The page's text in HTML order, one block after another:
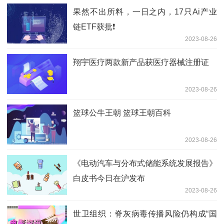
果然不出所料，一日之内，17只Ai产业
链ETF获批❗
2023-08-26
翔宇医疗两款新产品获医疗器械注册证
2023-08-26
篮球公牛王朝 篮球王朝百科
2023-08-26
《电动汽车与分布式储能系统发展报告》
白皮书今日在沪发布
2023-08-26
世卫组织：脊灰病毒传播风险仍构成“国